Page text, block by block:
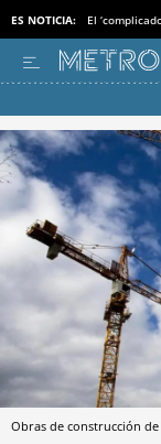
ES NOTICIA: El
Obras de construcción